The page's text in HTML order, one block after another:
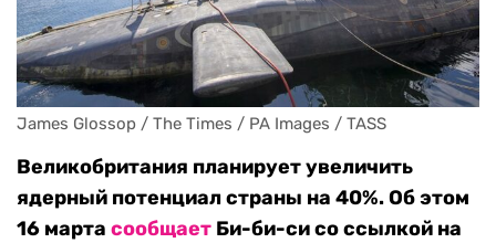
James Glossop / The Times / PA Images / TASS
Великобритания планирует увеличить
ядерный потенциал страны на 40%. Об этом
16 марта сообщает Би-би-си со ссылкой на